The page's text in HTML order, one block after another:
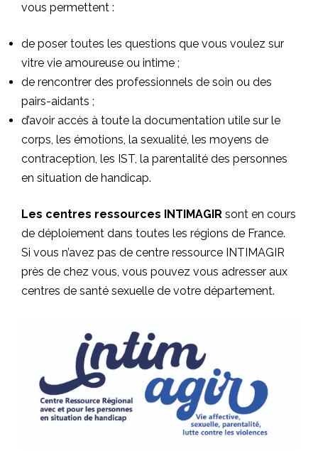
vous permettent :
de poser toutes les questions que vous voulez sur
vitre vie amoureuse ou intime ;
de rencontrer des professionnels de soin ou des
pairs-aidants ;
d’avoir accès à toute la documentation utile sur le
corps, les émotions, la sexualité, les moyens de
contraception, les IST, la parentalité des personnes
en situation de handicap.
Les centres ressources INTIMAGIR sont en cours
de déploiement dans toutes les régions de France.
Si vous n’avez pas de centre ressource INTIMAGIR
près de chez vous, vous pouvez vous adresser aux
centres de santé sexuelle de votre département.